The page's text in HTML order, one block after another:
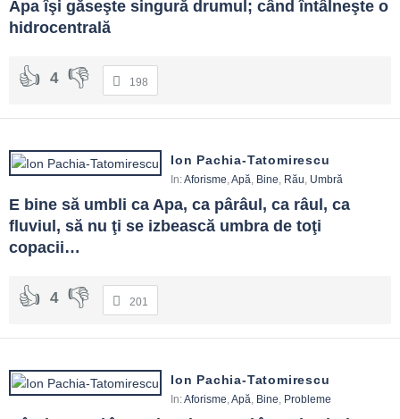
Apa îşi găseşte singură drumul; când întâlneşte o
hidrocentrală
4 198
Ion Pachia-Tatomirescu
In:Aforisme,Apă, Bine, Rău, Umbră
E bine să umbli ca Apa, ca pârâul, ca râul, ca
fluviul, să nu ţi se izbească umbra de toţi
copacii…
4 201
Ion Pachia-Tatomirescu
In:Aforisme,Apă, Bine, Probleme